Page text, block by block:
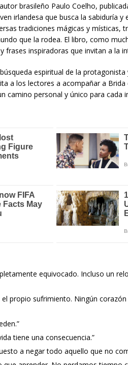
brasileño Paulo Coelho,
irlandesa que busca la sabiduría
tradiciones mágicas y místicas,
que la rodea. El libro, como
frases inspiradoras que invitan a la
espiritual de la
a los lectores a acompañar a
camino personal y único para cada
equivocado. Incluso un
el propio sufrimiento. Ningún
tiene una consecuencia.”
a negar todo aquello que no